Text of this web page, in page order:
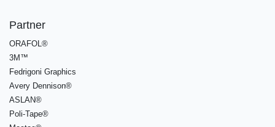
Partner
ORAFOL®
3M™
Fedrigoni Graphics
Avery Dennison®
ASLAN®
Poli-Tape®